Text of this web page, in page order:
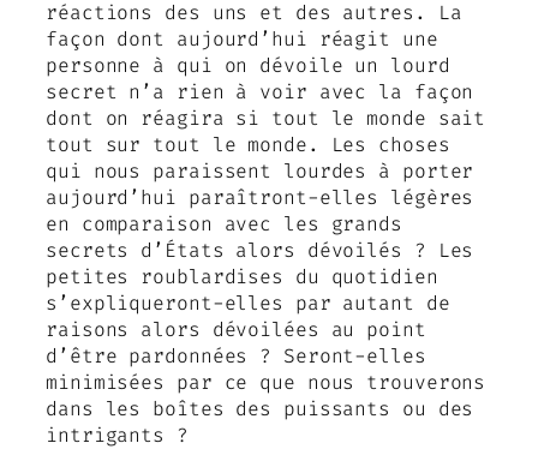
réactions des uns et des autres. La
façon dont aujourd’hui réagit une
personne à qui on dévoile un lourd
secret n’a rien à voir avec la façon
dont on réagira si tout le monde sait
tout sur tout le monde. Les choses
qui nous paraissent lourdes à porter
aujourd’hui paraîtront-elles légères
en comparaison avec les grands
secrets d’États alors dévoilés ? Les
petites roublardises du quotidien
s’expliqueront-elles par autant de
raisons alors dévoilées au point
d’être pardonnées ? Seront-elles
minimisées par ce que nous trouverons
dans les boîtes des puissants ou des
intrigants ?